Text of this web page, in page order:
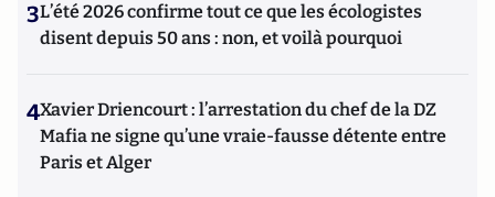
3L’été 2026 confirme tout ce que les écologistes
disent depuis 50 ans : non, et voilà pourquoi
4Xavier Driencourt : l’arrestation du chef de la DZ
Mafia ne signe qu’une vraie-fausse détente entre
Paris et Alger